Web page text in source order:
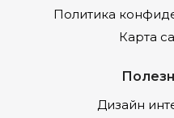
Политика
Карта
Дизайн